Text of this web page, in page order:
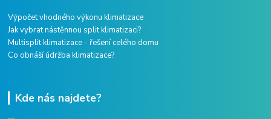
Výpočet vhodného výkonu klimatizace
Jak vybrat nástěnnou split klimatizaci?
Multisplit klimatizace - řešení celého domu
Co obnáší údržba klimatizace?
Kde nás najdete?